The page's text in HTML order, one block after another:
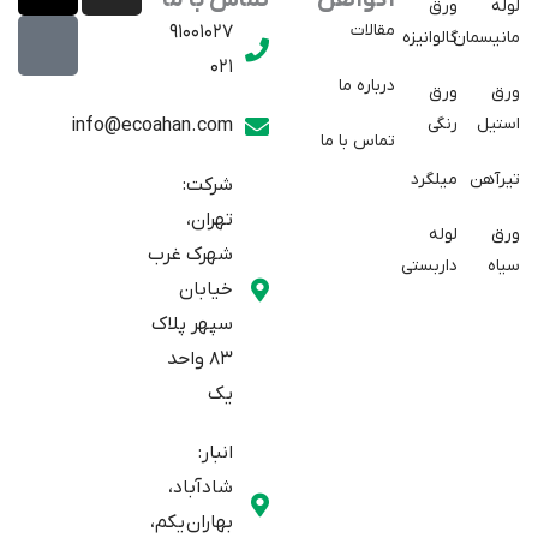
لوله
مانیسمان
ورق
استیل
تیرآهن
ورق
سیاه
ورق
گالوانیزه
ورق
رنگی
میلگرد
لوله
داربستی
مقالات
درباره ما
تماس با ما
91001027
021
info@ecoahan.com
شرکت:
تهران،
شهرک غرب
خیابان
سپهر پلاک
83 واحد
یک
انبار:
شادآباد،
بهاران یکم،
g